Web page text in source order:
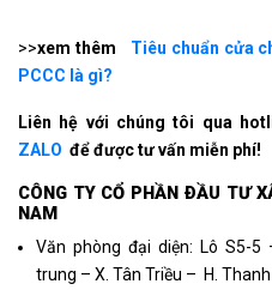
>>xem thêm
Tiêu chuẩn cửa
PCCC là gì?
Liên hệ với chúng tôi qua
ZALO để được tư vấn miễn phí!
CÔNG TY CỔ PHẦN ÐẦU TƯ
NAM
Văn phòng đại diện: Lô S5-
trung – X. Tân Triều – H. Thanh